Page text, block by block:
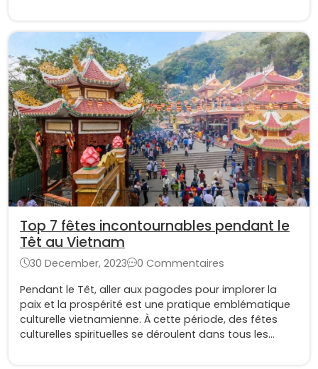
Top 7 fêtes incontournables pendant le
Têt au Vietnam
30 December, 2023
0 Commentaires
Pendant le Têt, aller aux pagodes pour implorer la
paix et la prospérité est une pratique emblématique
culturelle vietnamienne. À cette période, des fêtes
culturelles spirituelles se déroulent dans tous les